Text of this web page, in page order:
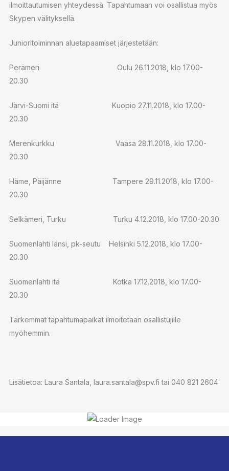
ilmoittautumisen yhteydessä. Tapahtumaan voi osallistua myös
Skypen välityksellä.
Junioritoiminnan aluetapaamiset järjestetään:
Perämeri Oulu 26.11.2018, klo 17.00-
20.30
Järvi-Suomi itä Kuopio 27.11.2018, klo 17.00-
20.30
Merenkurkku Vaasa 28.11.2018, klo 17.00-
20.30
Häme, Päijänne Tampere 29.11.2018, klo 17.00-
20.30
Selkämeri, Turku Turku 4.12.2018, klo 17.00-20.30
Suomenlahti länsi, pk-seutu Helsinki 5.12.2018, klo 17.00-
20.30
Suomenlahti itä Kotka 17.12.2018, klo 17.00-
20.30
Tarkemmat tapahtumapaikat ilmoitetaan osallistujille
myöhemmin.
Lisätietoa: Laura Santala, laura.santala@spv.fi tai 040 821 2604